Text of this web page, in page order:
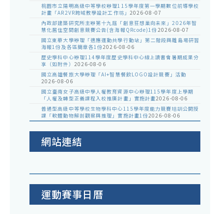
桃園市立陽明高級中等學校辦理115學年度第一學期數位前導學校
計畫「AR2VR跨域教學設計工作坊」 2026-08-07
內政部建築研究所主辦第十九屆「創意狂想巢向未來」2026年智
慧化居住空間創意競賽公告(含海報QRcode)1份2026-08-07
國立東華大學辦理「適應運動共學行動站」第二階段與離島場研習
海報1份及各區簡章各1份2026-08-06
歷史學科中心辦理114學年度歷史學科中心線上讀書會暑期成果分
享（如附件） 2026-08-06
國立高雄餐旅大學辦理「AI+智慧餐飲LOGO設計競賽」活動
2026-08-06
國立臺南女子高級中學人權教育資源中心辦理115學年度上學期
「人權及轉型正義課程入校推廣計畫」實施計畫2026-08-06
普通型高級中等學校生物學科中心115學年度能力競賽培訓公開授
課「軟體動物解剖觀察與推理」實施計畫1份2026-08-06
網站連結
運動賽事日曆